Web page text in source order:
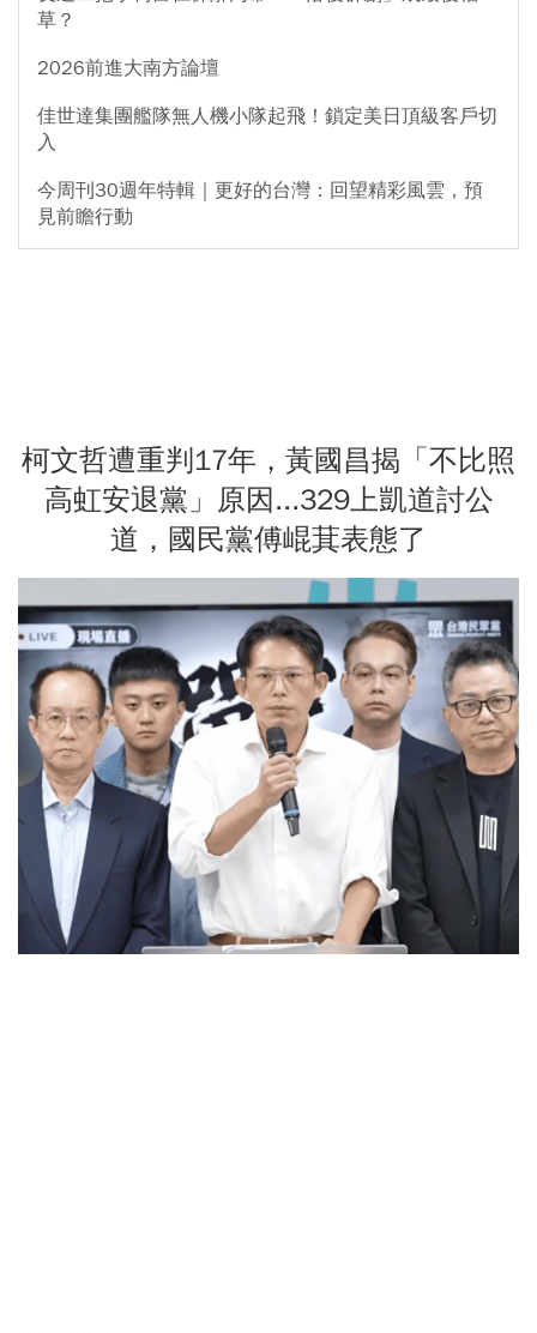
草？
2026前進大南方論壇
佳世達集團艦隊無人機小隊起飛！鎖定美日頂級客戶切
入
今周刊30週年特輯｜更好的台灣：回望精彩風雲，預
見前瞻行動
柯文哲遭重判17年，黃國昌揭「不比照
高虹安退黨」原因...329上凱道討公
道，國民黨傅崐萁表態了